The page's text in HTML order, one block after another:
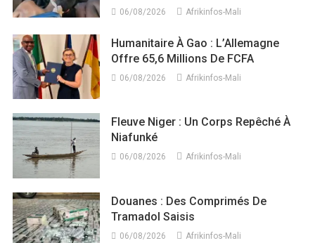
06/08/2026 Afrikinfos-Mali
Humanitaire À Gao : L’Allemagne
Offre 65,6 Millions De FCFA
06/08/2026 Afrikinfos-Mali
Fleuve Niger : Un Corps Repêché À
Niafunké
06/08/2026 Afrikinfos-Mali
Douanes : Des Comprimés De
Tramadol Saisis
06/08/2026 Afrikinfos-Mali